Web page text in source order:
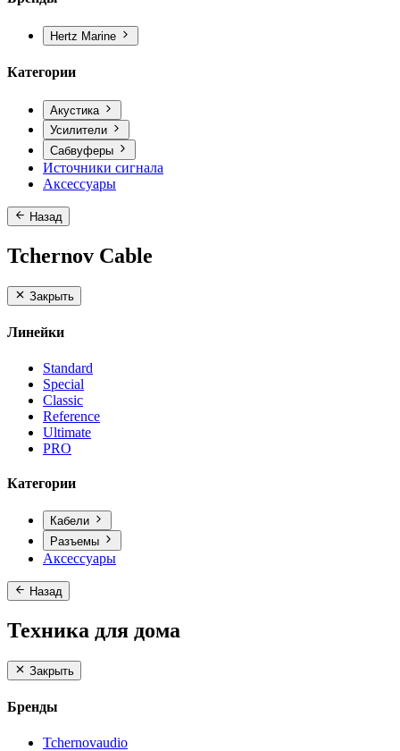
Hertz Marine
Категории
Акустика
Усилители
Сабвуферы
Источники сигнала
Аксессуары
Назад
Tchernov Cable
Закрыть
Линейки
Standard
Special
Classic
Reference
Ultimate
PRO
Категории
Кабели
Разъемы
Аксессуары
Назад
Техника для дома
Закрыть
Бренды
Tchernovaudio